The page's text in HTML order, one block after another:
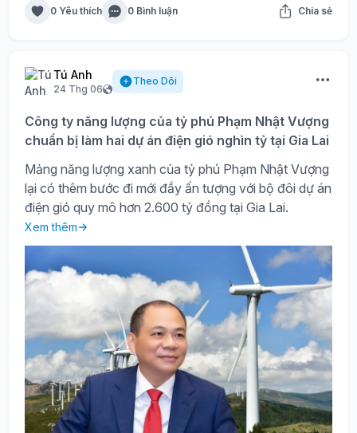
0 Yêu thích 0 Bình luận Chia sẻ
Tú Anh
24 Thg 06
Theo Dõi
Công ty năng lượng của tỷ phú Phạm Nhật Vượng
chuẩn bị làm hai dự án điện gió nghìn tỷ tại Gia Lai
Mảng năng lượng xanh của tỷ phú Phạm Nhật Vượng
lại có thêm bước đi mới đầy ấn tượng với bộ đôi dự án
điện gió quy mô hơn 2.600 tỷ đồng tại Gia Lai.
Xem thêm